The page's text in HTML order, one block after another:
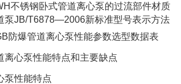
不锈钢卧式管道离心泵的过流部件材质
泵JB/T6878—2006新标准型号表示方法
防爆管道离心泵性能参数选型数据表
离心泵性能特点和主要缺点
泵性能特点